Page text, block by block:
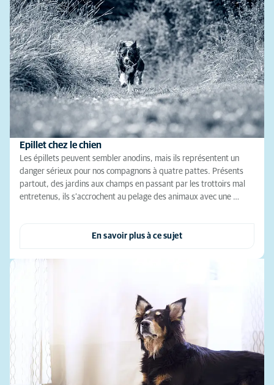
Epillet chez le chien
Les épillets peuvent sembler anodins, mais ils représentent un
danger sérieux pour nos compagnons à quatre pattes. Présents
partout, des jardins aux champs en passant par les trottoirs mal
entretenus, ils s’accrochent au pelage des animaux avec une …
En savoir plus à ce sujet